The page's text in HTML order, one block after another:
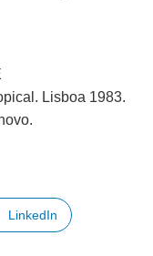
Lisboa 1983.
LinkedIn